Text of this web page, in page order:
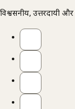
विश्वसनीय, उत्तरदायी